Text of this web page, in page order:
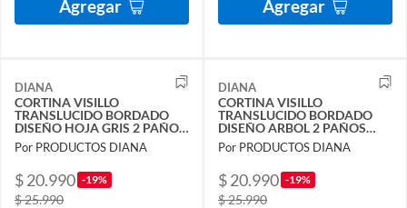
Agregar Agregar
DIANA
CORTINA VISILLO
TRANSLUCIDO BORDADO
DISEÑO HOJA GRIS 2 PAÑOS
140X240CM
Por PRODUCTOS DIANA
$ 20.990 -19%
$ 25.990
DIANA
CORTINA VISILLO
TRANSLUCIDO BORDADO
DISEÑO ARBOL 2 PAÑOS
140X240CM
Por PRODUCTOS DIANA
$ 20.990 -19%
$ 25.990